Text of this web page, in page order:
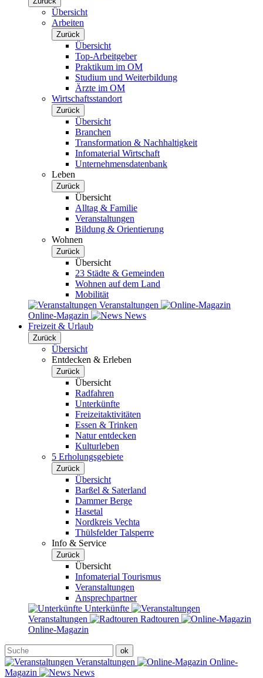
Übersicht
Arbeiten
Zurück
Übersicht
Top-Arbeitgeber
Praktikum im OM
Studium und Weiterbildung
Ärzte im OM
Wirtschaftsstandort
Zurück
Übersicht
Branchen
Transformation & Nachhaltigkeit
Infomaterial Wirtschaft
Unternehmensdatenbank
Leben
Zurück
Übersicht
Alltag & Familie
Veranstaltungen
Bildung & Orientierung
Wohnen
Zurück
Übersicht
23 Städte & Gemeinden
Wohnen auf dem Land
Mobilität
Veranstaltungen
Online-Magazin
News
Freizeit & Urlaub
Zurück
Übersicht
Entdecken & Erleben
Zurück
Übersicht
Radfahren
Unterkünfte
Freizeitaktivitäten
Essen & Trinken
Natur entdecken
Kulturleben
5 Erholungsgebiete
Zurück
Übersicht
Barßel & Saterland
Dammer Berge
Hasetal
Nordkreis Vechta
Thülsfelder Talsperre
Info & Service
Zurück
Übersicht
Infomaterial Tourismus
Veranstaltungen
Ansprechpartner
Unterkünfte
Veranstaltungen
Radtouren
Online-Magazin
Veranstaltungen
Online-
Magazin
News